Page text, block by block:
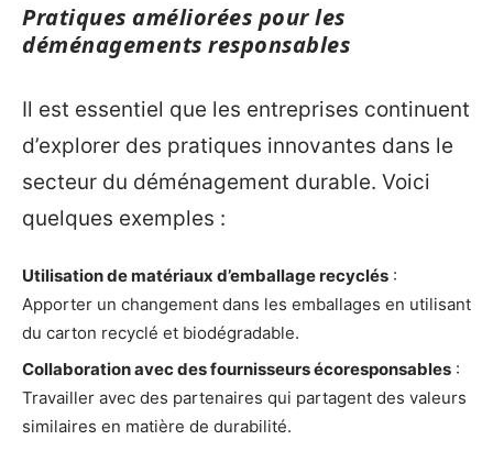
Pratiques améliorées pour les
déménagements responsables
Il est essentiel que les entreprises continuent
d’explorer des pratiques innovantes dans le
secteur du déménagement durable. Voici
quelques exemples :
Utilisation de matériaux d’emballage recyclés :
Apporter un changement dans les emballages en utilisant
du carton recyclé et biodégradable.
Collaboration avec des fournisseurs écoresponsables :
Travailler avec des partenaires qui partagent des valeurs
similaires en matière de durabilité.